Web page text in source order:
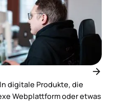
digitale Produkte, die
Webplattform oder etwas
arrow_forward